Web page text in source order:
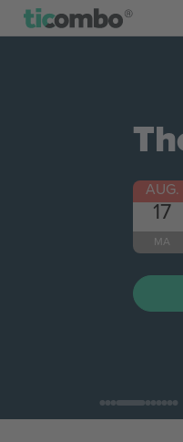
AUG.
17
MA